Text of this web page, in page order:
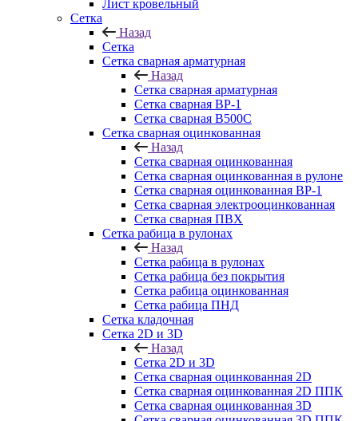
Лист кровельный
Сетка
Назад
Сетка
Сетка сварная арматурная
Назад
Сетка сварная арматурная
Сетка сварная ВР-1
Сетка сварная В500С
Сетка сварная оцинкованная
Назад
Сетка сварная оцинкованная
Сетка сварная оцинкованная в рулоне
Сетка сварная оцинкованная ВР-1
Сетка сварная электрооцинкованная
Сетка сварная ПВХ
Сетка рабица в рулонах
Назад
Сетка рабица в рулонах
Сетка рабица без покрытия
Сетка рабица оцинкованная
Сетка рабица ПНД
Сетка кладочная
Сетка 2D и 3D
Назад
Сетка 2D и 3D
Сетка сварная оцинкованная 2D
Сетка сварная оцинкованная 2D ППК
Сетка сварная оцинкованная 3D